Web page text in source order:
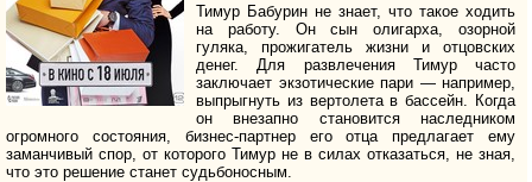
Тимур Бабурин не знает, что такое ходить
на работу. Он сын олигарха, озорной
гуляка, прожигатель жизни и отцовских
денег. Для развлечения Тимур часто
заключает экзотические пари — например,
выпрыгнуть из вертолета в бассейн. Когда
он внезапно становится наследником
огромного состояния, бизнес-партнер его отца предлагает ему
заманчивый спор, от которого Тимур не в силах отказаться, не зная,
что это решение станет судьбоносным.